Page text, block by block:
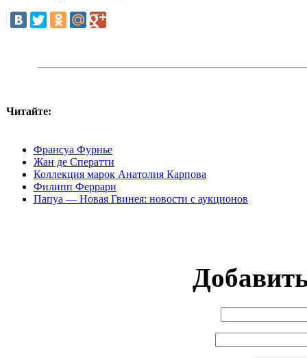
Читайте:
Франсуа Фурнье
Жан де Сператти
Коллекция марок Анатолия Карпова
Филипп Феррари
Папуа — Новая Гвинея: новости с аукционов